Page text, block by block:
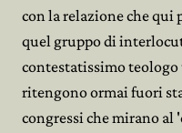
con la relazione che qui
quel gruppo di
contestatissimo teologo
ritengono ormai fuori
congressi che mirano